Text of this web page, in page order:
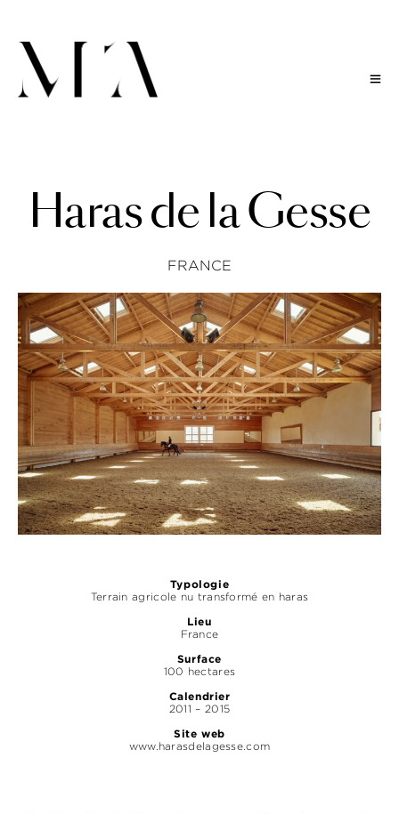
H aras d e aGesse
FRANCE
Typologie
Terrain agricole nu transformé en haras
Lieu
France
Surface
100 hectares
Calendrier
2011 – 2015
Site web
www.harasdelagesse.com